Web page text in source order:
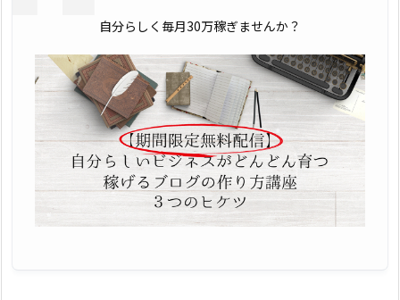
自分らしく毎月30万稼ぎませんか？